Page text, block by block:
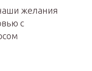
желания
с